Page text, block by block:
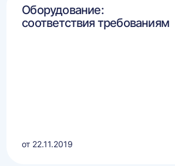
Оборудование:
соответствия требованиям
от 22.11.2019